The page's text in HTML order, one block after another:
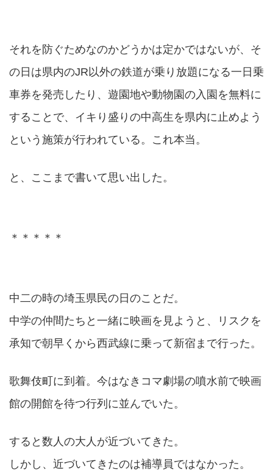
それを防ぐためなのかどうかは定かではないが、そ
の日は県内のJR以外の鉄道が乗り放題になる一日乗
車券を発売したり、遊園地や動物園の入園を無料に
することで、イキり盛りの中高生を県内に止めよう
という施策が行われている。これ本当。
と、ここまで書いて思い出した。
＊＊＊＊＊
中二の時の埼玉県民の日のことだ。
中学の仲間たちと一緒に映画を見ようと、リスクを
承知で朝早くから西武線に乗って新宿まで行った。
歌舞伎町に到着。今はなきコマ劇場の噴水前で映画
館の開館を待つ行列に並んでいた。
すると数人の大人が近づいてきた。
しかし、近づいてきたのは補導員ではなかった。